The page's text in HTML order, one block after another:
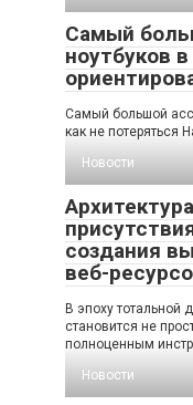
Самый
ноутбуков
Самый большой
как не потеряться
Новости
создания
веб-
В эпоху тотальной
становится не
полноценным
Новости